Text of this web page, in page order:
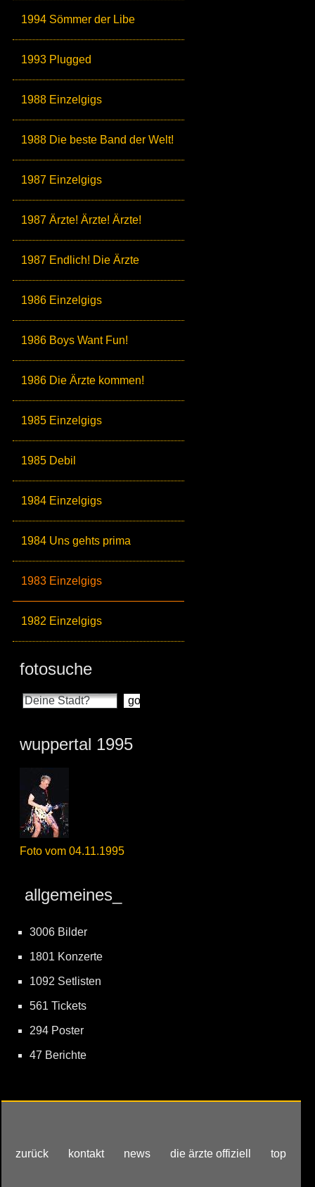
1994 Sömmer der Libe
1993 Plugged
1988 Einzelgigs
1988 Die beste Band der Welt!
1987 Einzelgigs
1987 Ärzte! Ärzte! Ärzte!
1987 Endlich! Die Ärzte
1986 Einzelgigs
1986 Boys Want Fun!
1986 Die Ärzte kommen!
1985 Einzelgigs
1985 Debil
1984 Einzelgigs
1984 Uns gehts prima
1983 Einzelgigs
1982 Einzelgigs
fotosuche
wuppertal 1995
Foto vom 04.11.1995
allgemeines_
3006 Bilder
1801 Konzerte
1092 Setlisten
561 Tickets
294 Poster
47 Berichte
zurück kontakt news die ärzte offiziell top